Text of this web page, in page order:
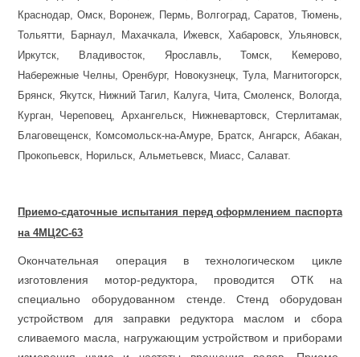
Краснодар, Омск, Воронеж, Пермь, Волгоград, Саратов, Тюмень,
Тольятти, Барнаул, Махачкала, Ижевск, Хабаровск, Ульяновск,
Иркутск, Владивосток, Ярославль, Томск, Кемерово,
Набережные Челны, Оренбург, Новокузнецк, Тула, Магнитогорск,
Брянск, Якутск, Нижний Тагил, Калуга, Чита, Смоленск, Вологда,
Курган, Череповец, Архангельск, Нижневартовск, Стерлитамак,
Благовещенск, Комсомольск-на-Амуре, Братск, Ангарск, Абакан,
Прокопьевск, Норильск, Альметьевск, Миасс, Салават.
Приемо-сдаточные испытания перед оформлением паспорта
на 4МЦ2С-63
Окончательная операция в технологическом цикле
изготовления мотор-редуктора, проводится ОТК на
специально оборудованном стенде. Стенд оборудован
устройством для заправки редуктора маслом и сбора
сливаемого масла, нагружающим устройством и приборами